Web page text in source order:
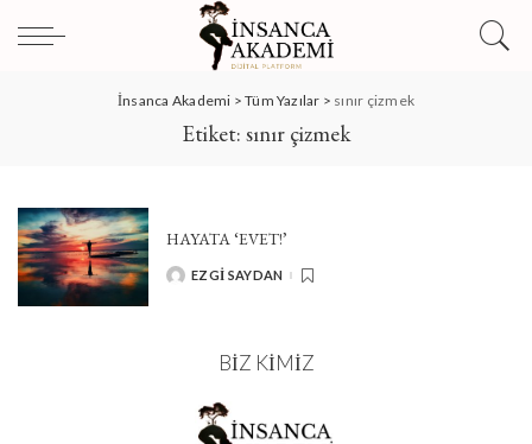
İnsanca Akademi >Tüm Yazılar > sınır çizmek
Etiket: sınır çizmek
HAYATA ‘EVET!’
POSTED
EZGI SAYDAN
BIZ KIMIZ